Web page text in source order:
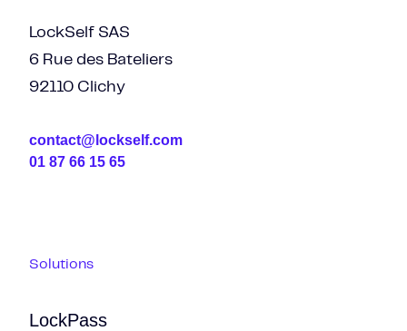
LockSelf SAS
6 Rue des Bateliers
92110 Clichy
contact@lockself.com
01 87 66 15 65
Solutions
LockPass